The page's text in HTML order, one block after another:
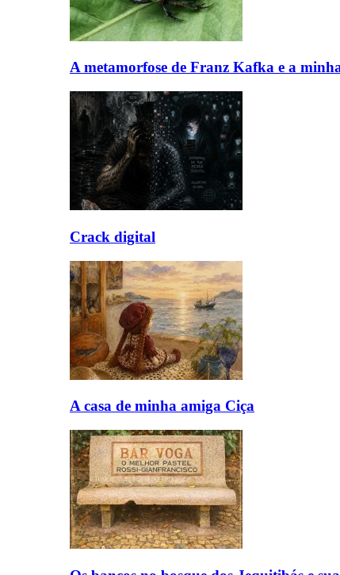
A metamorfose de Franz Kafka e a
Crack digital
A casa de minha amiga Ciça